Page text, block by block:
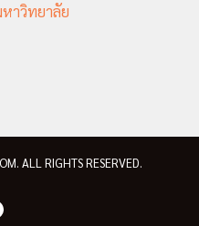
าวิทยาลัย
ALL RIGHTS RESERVED.